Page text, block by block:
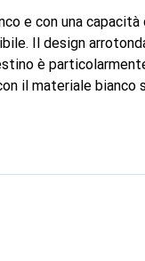
e con una
Il design
è
il materiale
di lavoro, è
così un'elegante